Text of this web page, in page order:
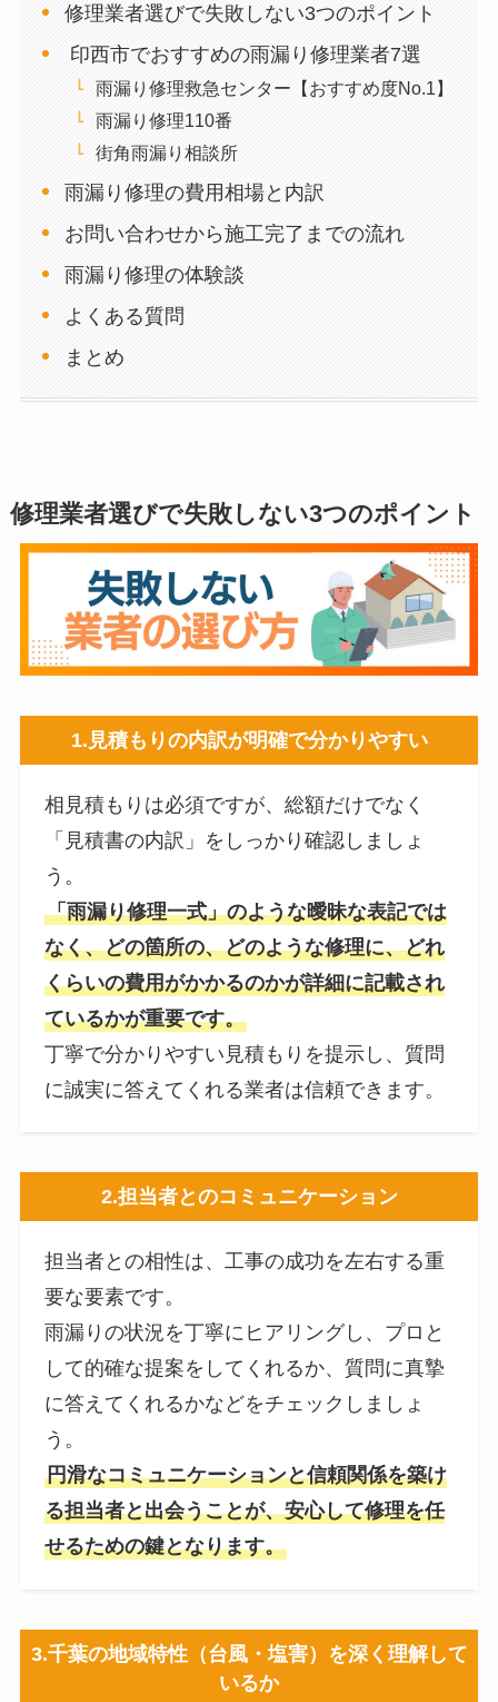
修理業者選びで失敗しない3つのポイント
印西市でおすすめの雨漏り修理業者7選
雨漏り修理救急センター【おすすめ度No.1】
雨漏り修理110番
街角雨漏り相談所
雨漏り修理の費用相場と内訳
お問い合わせから施工完了までの流れ
雨漏り修理の体験談
よくある質問
まとめ
修理業者選びで失敗しない3つのポイント
1. 見積もりの内訳が明確で分かりやすい
相見積もりは必須ですが、総額だけでなく
「見積書の内訳」をしっかり確認しましょ
う。
「雨漏り修理一式」のような曖昧な表記では
なく、どの箇所の、どのような修理に、どれ
くらいの費用がかかるのかが詳細に記載され
ているかが重要です。
丁寧で分かりやすい見積もりを提示し、質問
に誠実に答えてくれる業者は信頼できます。
2.担当者とのコミュニケーション
担当者との相性は、工事の成功を左右する重
要な要素です。
雨漏りの状況を丁寧にヒアリングし、プロと
して的確な提案をしてくれるか、質問に真摯
に答えてくれるかなどをチェックしましょ
う。
円滑なコミュニケーションと信頼関係を築け
る担当者と出会うことが、安心して修理を任
せるための鍵となります。
3.千葉の地域特性（台風・塩害）を深く理解して
いるか